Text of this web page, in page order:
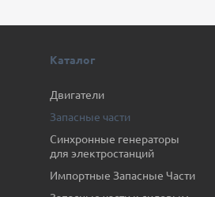
Каталог
Двигатели
Запасные части
Синхронные генераторы
для электростанций
Импортные Запасные Части